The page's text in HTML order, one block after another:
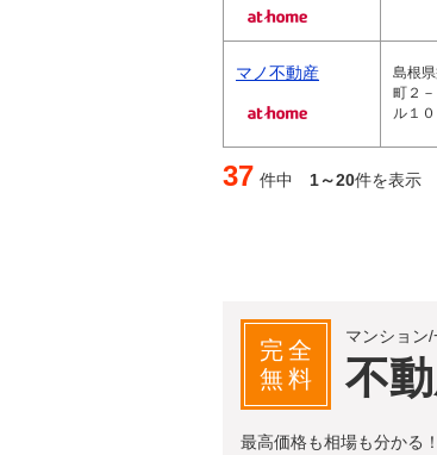
マノ不動産
島根
町２
ル１０
37 件中 1～20件を表示
完全
無料
マンション
不
最高価格も相場も分かる